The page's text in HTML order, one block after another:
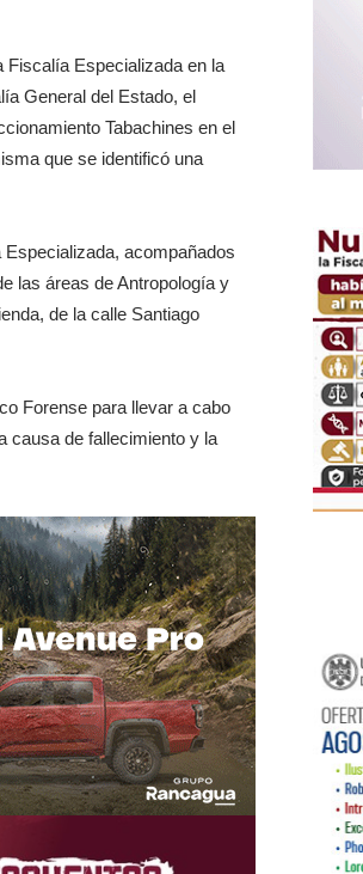
Fiscalía Especializada en la
General del Estado, el
Tabachines en el
que se identificó una
acompañados
las áreas de Antropología y
de la calle Santiago
Forense para llevar a cabo
causa de fallecimiento y la